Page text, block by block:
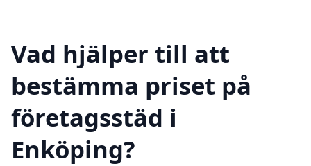
Vad hjälper till att
bestämma priset på
företagsstäd i
Enköping?